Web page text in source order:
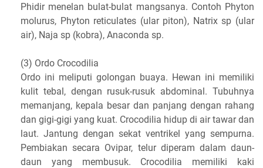
Phidir menelan bulat-bulat mangsanya. Contoh Phyton
molurus, Phyton reticulates (ular piton), Natrix sp (ular
air), Naja sp (kobra), Anaconda sp.
(3) Ordo Crocodilia
Ordo ini meliputi golongan buaya. Hewan ini memiliki
kulit tebal, dengan rusuk-rusuk abdominal. Tubuhnya
memanjang, kepala besar dan panjang dengan rahang
dan gigi-gigi yang kuat. Crocodilia hidup di air tawar dan
laut. Jantung dengan sekat ventrikel yang sempurna.
Pembiakan secara Ovipar, telur diperam dalam daun-
daun yang membusuk. Crocodilia memiliki kaki